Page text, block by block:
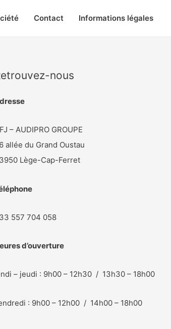
Contact Informations légales
nous
– AUDIPRO GROUPE
allée du Grand Oustau
Lège-Cap-Ferret
557 704 058
d’ouverture
– jeudi : 9h00 – 12h30 / 13h30 – 18h00
: 9h00 – 12h00 / 14h00 – 18h00